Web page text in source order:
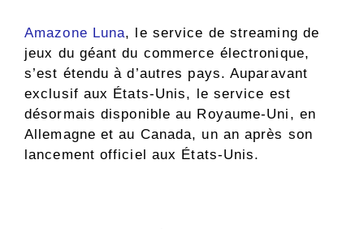
Amazone Luna, le service de streaming de
jeux du géant du commerce électronique,
s’est étendu à d’autres pays. Auparavant
exclusif aux États-Unis, le service est
désormais disponible au Royaume-Uni, en
Allemagne et au Canada, un an après son
lancement officiel aux États-Unis.